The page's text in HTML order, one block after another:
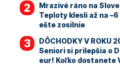
Mrazivé ráno na
Teploty klesli až na
ešte zosilnie
DÔCHODKY V ROKU
Seniori si prilepšia o
eur! Koľko dostanete